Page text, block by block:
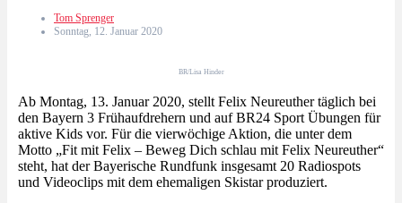
Tom Sprenger
Sonntag, 12. Januar 2020
BR/Lisa Hinder
Ab Montag, 13. Januar 2020, stellt Felix Neureuther täglich bei
den Bayern 3 Frühaufdrehern und auf BR24 Sport Übungen für
aktive Kids vor. Für die vierwöchige Aktion, die unter dem
Motto „Fit mit Felix – Beweg Dich schlau mit Felix Neureuther“
steht, hat der Bayerische Rundfunk insgesamt 20 Radiospots
und Videoclips mit dem ehemaligen Skistar produziert.